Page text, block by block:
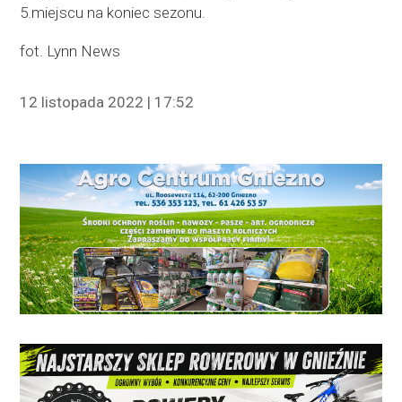
5.miejscu na koniec sezonu.
fot. Lynn News
12 listopada 2022 | 17:52